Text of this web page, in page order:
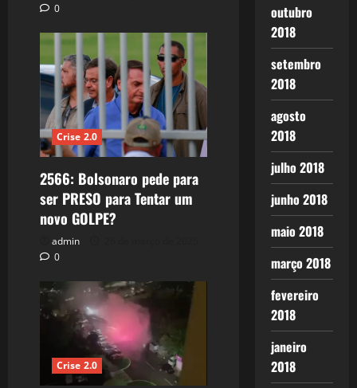
0
Crise 2.0
2566: Bolsonaro pede para
ser PRESO para Tentar um
novo GOLPE?
admin
0
Crise 2.0
outubro
2018
setembro
2018
agosto
2018
julho 2018
junho 2018
maio 2018
março 2018
fevereiro
2018
janeiro
2018